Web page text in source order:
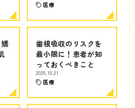
医療
歯根吸収のリスクを
最小限に！患者が知
っておくべきこと
2025.10.21
医療